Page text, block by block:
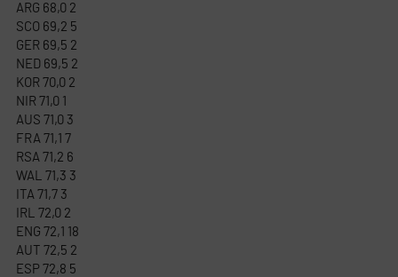
ARG 68,0 2
SCO 69,2 5
GER 69,5 2
NED 69,5 2
KOR 70,0 2
NIR 71,0 1
AUS 71,0 3
FRA 71,1 7
RSA 71,2 6
WAL 71,3 3
ITA 71,7 3
IRL 72,0 2
ENG 72,1 18
AUT 72,5 2
ESP 72,8 5